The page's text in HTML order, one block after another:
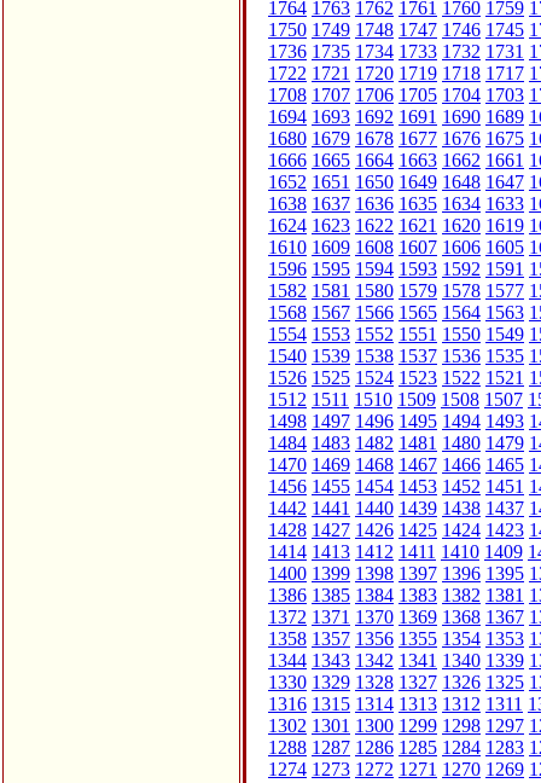
1764 1763 1762 1761 1760 1759
1750 1749 1748 1747 1746 1745
1736 1735 1734 1733 1732 1731
1722 1721 1720 1719 1718 1717
1708 1707 1706 1705 1704 1703
1694 1693 1692 1691 1690 1689
1680 1679 1678 1677 1676 1675
1666 1665 1664 1663 1662 1661
1652 1651 1650 1649 1648 1647
1638 1637 1636 1635 1634 1633
1624 1623 1622 1621 1620 1619
1610 1609 1608 1607 1606 1605
1596 1595 1594 1593 1592 1591
1582 1581 1580 1579 1578 1577
1568 1567 1566 1565 1564 1563
1554 1553 1552 1551 1550 1549
1540 1539 1538 1537 1536 1535
1526 1525 1524 1523 1522 1521
1512 1511 1510 1509 1508 1507
1498 1497 1496 1495 1494 1493
1484 1483 1482 1481 1480 1479
1470 1469 1468 1467 1466 1465
1456 1455 1454 1453 1452 1451
1442 1441 1440 1439 1438 1437
1428 1427 1426 1425 1424 1423
1414 1413 1412 1411 1410 1409
1400 1399 1398 1397 1396 1395
1386 1385 1384 1383 1382 1381
1372 1371 1370 1369 1368 1367
1358 1357 1356 1355 1354 1353
1344 1343 1342 1341 1340 1339
1330 1329 1328 1327 1326 1325
1316 1315 1314 1313 1312 1311
1302 1301 1300 1299 1298 1297
1288 1287 1286 1285 1284 1283
1274 1273 1272 1271 1270 1269